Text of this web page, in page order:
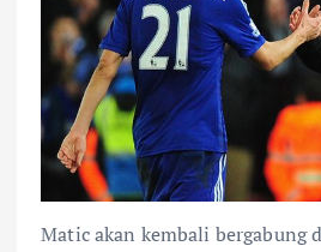
Matic akan kembali bergabung